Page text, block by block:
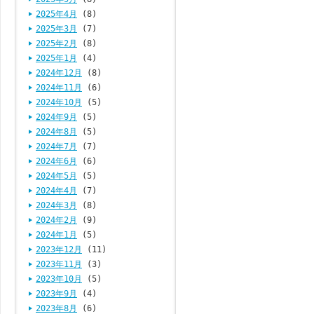
2025年4月
(8)
2025年3月
(7)
2025年2月
(8)
2025年1月
(4)
2024年12月
(8)
2024年11月
(6)
2024年10月
(5)
2024年9月
(5)
2024年8月
(5)
2024年7月
(7)
2024年6月
(6)
2024年5月
(5)
2024年4月
(7)
2024年3月
(8)
2024年2月
(9)
2024年1月
(5)
2023年12月
(11)
2023年11月
(3)
2023年10月
(5)
2023年9月
(4)
2023年8月
(6)